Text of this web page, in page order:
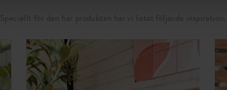
Speciellt för den här produkten har vi listat följande inspiration.